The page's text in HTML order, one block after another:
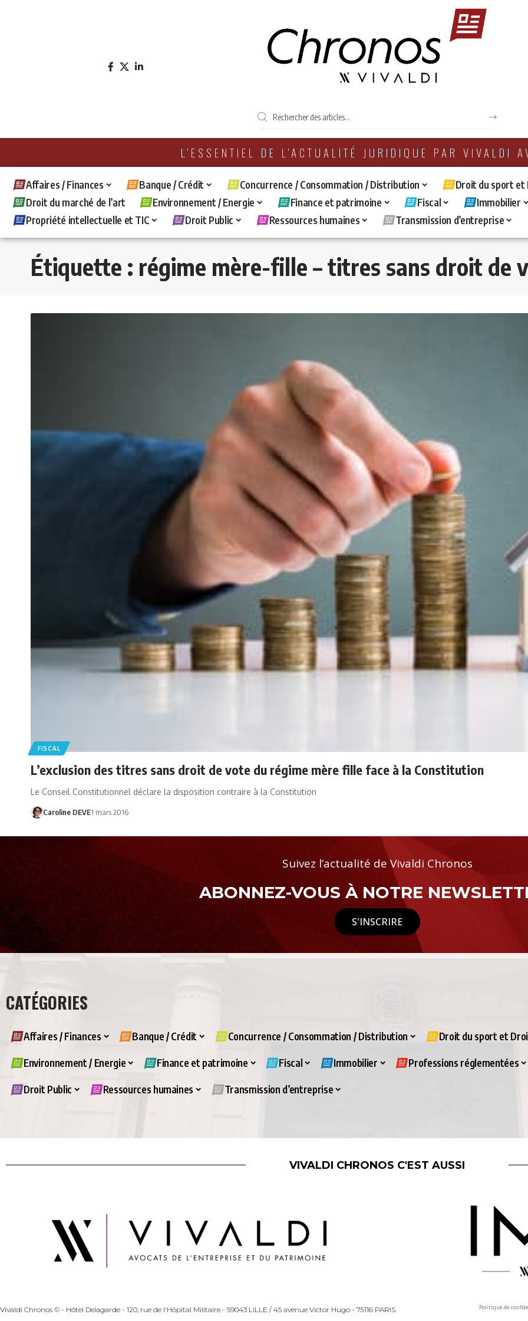
L'ESSENTIEL DE L'ACTUALITÉ JURIDIQUE PAR VIVALDI
Affaires / Finances Banque / Crédit Concurrence / Consommation / Distribution
Droit du sport et
Droit du marché de l’art
Environnement / Energie Finance et patrimoine Fiscal
Immobilier
Propriété intellectuelle et TIC
Droit Public Ressources humaines Transmission d’entreprise
Étiquette : régime mère-fille – titres sans droit de
FISCAL
L’exclusion des titres sans droit de vote du régime mère fille face à la Constitution
Le Conseil Constitutionnel déclare la disposition contraire à la Constitution
Caroline DEVE1 mars 2016
Suivez l’actualité de Vivaldi Chronos
ABONNEZ-VOUS À NOTRE
S'INSCRIRE
CATÉGORIES
Affaires / Finances Banque / Crédit Concurrence / Consommation / Distribution Droit du sport et
Environnement / Energie Finance et patrimoine Fiscal Immobilier Professions réglementées
Droit Public Ressources humaines Transmission d’entreprise
VIVALDI CHRONOS C'EST AUSSI
Vivaldi Chronos © - Hôtel Delagarde - 120, rue de l'Hôpital Militaire - 59043 LILLE / 45 avenue Victor Hugo - 75116 PARIS Politique de